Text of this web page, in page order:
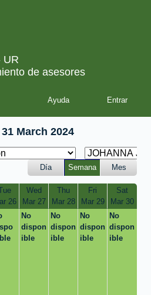
UR
de asesores
Ayuda
March 2024
Día Semana Mes
26
Wed
Mar 27
Thu
Mar 28
Fri
Mar 29
Sat
Mar 30
No
dispon
ible
No
dispon
ible
No
dispon
ible
No
dispon
ible